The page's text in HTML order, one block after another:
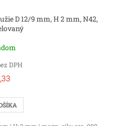
D 12/9 mm, H 2 mm, N42,
DPH